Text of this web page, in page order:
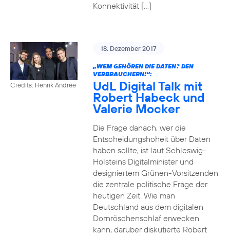
Konnektivität […]
Credits: Henrik Andree
18. Dezember 2017
„WEM GEHÖREN DIE DATEN? DEN
VERBRAUCHERN!“:
UdL Digital Talk mit
Robert Habeck und
Valerie Mocker
Die Frage danach, wer die
Entscheidungshoheit über Daten
haben sollte, ist laut Schleswig-
Holsteins Digitalminister und
designiertem Grünen-Vorsitzenden
die zentrale politische Frage der
heutigen Zeit. Wie man
Deutschland aus dem digitalen
Dornröschenschlaf erwecken
kann, darüber diskutierte Robert